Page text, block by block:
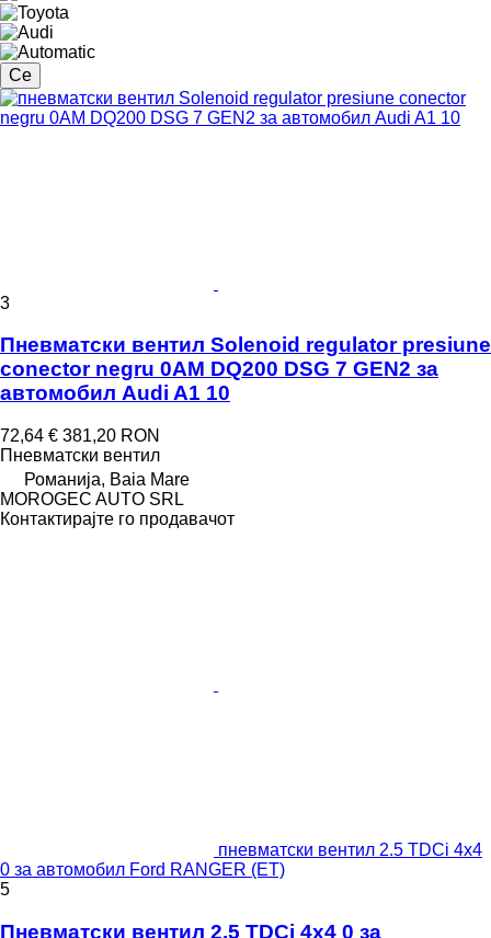
Се
3
Пневматски вентил Solenoid regulator presiune
conector negru 0AM DQ200 DSG 7 GEN2 за
aвтомобил Audi A1 10
72,64 € 381,20 RON
Пневматски вентил
Романија, Baia Mare
MOROGEC AUTO SRL
Контактирајте го продавачот
пневматски вентил 2.5 TDCi 4x4
0 за aвтомобил Ford RANGER (ET)
5
Пневматски вентил 2.5 TDCi 4x4 0 за